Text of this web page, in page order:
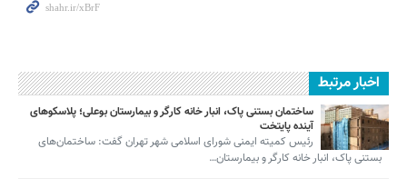
اخبار مرتبط
ساختمان بستنی پاک، انبار خانه کارگر و بیمارستان بوعلی؛ پلاسکوهای
آینده پایتخت
رئیس کمیته ایمنی شورای اسلامی شهر تهران گفت: ساختمان‌های
بستنی پاک، انبار خانه کارگر و بیمارستان…